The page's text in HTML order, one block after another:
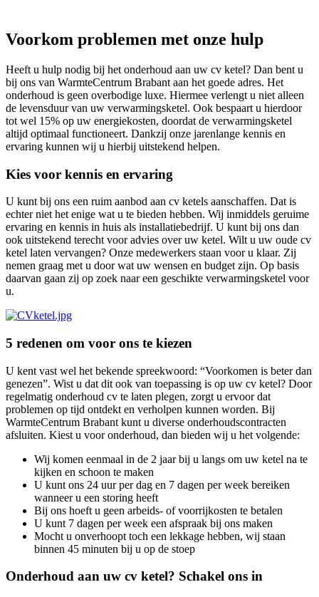
Voorkom problemen met onze hulp
Heeft u hulp nodig bij het onderhoud aan uw cv ketel? Dan bent u
bij ons van WarmteCentrum Brabant aan het goede adres. Het
onderhoud is geen overbodige luxe. Hiermee verlengt u niet alleen
de levensduur van uw verwarmingsketel. Ook bespaart u hierdoor
tot wel 15% op uw energiekosten, doordat de verwarmingsketel
altijd optimaal functioneert. Dankzij onze jarenlange kennis en
ervaring kunnen wij u hierbij uitstekend helpen.
Kies voor kennis en ervaring
U kunt bij ons een ruim aanbod aan cv ketels aanschaffen. Dat is
echter niet het enige wat u te bieden hebben. Wij inmiddels geruime
ervaring en kennis in huis als installatiebedrijf. U kunt bij ons dan
ook uitstekend terecht voor advies over uw ketel. Wilt u uw oude cv
ketel laten vervangen? Onze medewerkers staan voor u klaar. Zij
nemen graag met u door wat uw wensen en budget zijn. Op basis
daarvan gaan zij op zoek naar een geschikte verwarmingsketel voor
u.
5 redenen om voor ons te kiezen
U kent vast wel het bekende spreekwoord: “Voorkomen is beter dan
genezen”. Wist u dat dit ook van toepassing is op uw cv ketel? Door
regelmatig onderhoud cv te laten plegen, zorgt u ervoor dat
problemen op tijd ontdekt en verholpen kunnen worden. Bij
WarmteCentrum Brabant kunt u diverse onderhoudscontracten
afsluiten. Kiest u voor onderhoud, dan bieden wij u het volgende:
Wij komen eenmaal in de 2 jaar bij u langs om uw ketel na te
kijken en schoon te maken
U kunt ons 24 uur per dag en 7 dagen per week bereiken
wanneer u een storing heeft
Bij ons hoeft u geen arbeids- of voorrijkosten te betalen
U kunt 7 dagen per week een afspraak bij ons maken
Mocht u onverhoopt toch een lekkage hebben, wij staan
binnen 45 minuten bij u op de stoep
Onderhoud aan uw cv ketel? Schakel ons in